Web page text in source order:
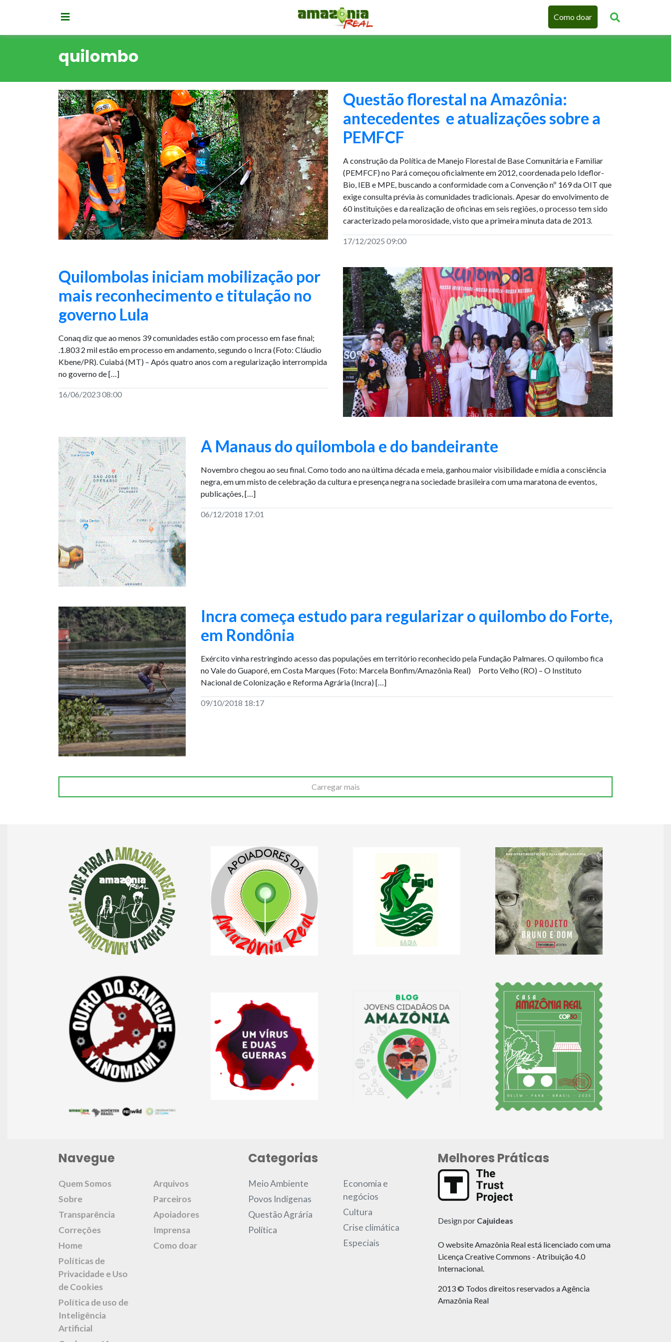
Como doar
quilombo
Questão florestal na Amazônia:
antecedentes e atualizações sobre a
PEMFCF
A construção da Política de Manejo Florestal de Base Comunitária e Familiar
(PEMFCF) no Pará começou oficialmente em 2012, coordenada pelo Ideflor-
Bio, IEB e MPE, buscando a conformidade com a Convenção nº 169 da OIT que
exige consulta prévia às comunidades tradicionais. Apesar do envolvimento de
60 instituições e da realização de oficinas em seis regiões, o processo tem sido
caracterizado pela morosidade, visto que a primeira minuta data de 2013.
17/12/2025 09:00
Quilombolas iniciam mobilização por
mais reconhecimento e titulação no
governo Lula
Conaq diz que ao menos 39 comunidades estão com processo em fase final;
.1.803 2 mil estão em processo em andamento, segundo o Incra (Foto: Cláudio
Kbene/PR). Cuiabá (MT) – Após quatro anos com a regularização interrompida
no governo de […]
16/06/2023 08:00
A Manaus do quilombola e do bandeirante
Novembro chegou ao seu final. Como todo ano na última década e meia, ganhou maior visibilidade e mídia a consciência
negra, em um misto de celebração da cultura e presença negra na sociedade brasileira com uma maratona de eventos,
publicações, […]
06/12/2018 17:01
Incra começa estudo para regularizar o quilombo do Forte,
em Rondônia
Exército vinha restringindo acesso das populações em território reconhecido pela Fundação Palmares. O quilombo fica
no Vale do Guaporé, em Costa Marques (Foto: Marcela Bonfim/Amazônia Real) Porto Velho (RO) – O Instituto
Nacional de Colonização e Reforma Agrária (Incra) […]
09/10/2018 18:17
Carregar mais
Navegue
Quem Somos
Sobre
Transparência
Correções
Home
Políticas de
Privacidade e Uso
de Cookies
Política de uso de
Inteligência
Artificial
Arquivos
Parceiros
Apoiadores
Imprensa
Como doar
Categorias
Meio Ambiente
Povos Indígenas
Questão Agrária
Política
Economia e
negócios
Cultura
Crise climática
Especiais
Melhores Práticas
Design por Cajuideas
O website Amazônia Real está licenciado com uma
Licença Creative Commons - Atribuição 4.0
Internacional.
2013 © Todos direitos reservados a Agência
Amazônia Real